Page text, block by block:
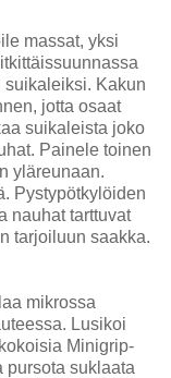
massat, yksi
suikaleiksi. Kakun
jotta osaat
suikaleista joko
Painele toinen
yläreunaan.
Pystypötkylöiden
nauhat tarttuvat
tarjoiluun saakka.
mikrossa
Lusikoi
Minigrip-
pursota suklaata